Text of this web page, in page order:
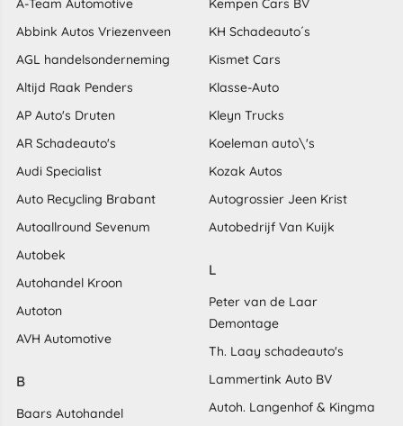
A-Team Automotive
Abbink Autos Vriezenveen
AGL handelsonderneming
Altijd Raak Penders
AP Auto's Druten
AR Schadeauto's
Audi Specialist
Auto Recycling Brabant
Autoallround Sevenum
Autobek
Autohandel Kroon
Autoton
AVH Automotive
B
Baars Autohandel
Kempen Cars BV
KH Schadeauto´s
Kismet Cars
Klasse-Auto
Kleyn Trucks
Koeleman auto\'s
Kozak Autos
Autogrossier Jeen Krist
Autobedrijf Van Kuijk
L
Peter van de Laar
Demontage
Th. Laay schadeauto's
Lammertink Auto BV
Autoh. Langenhof & Kingma